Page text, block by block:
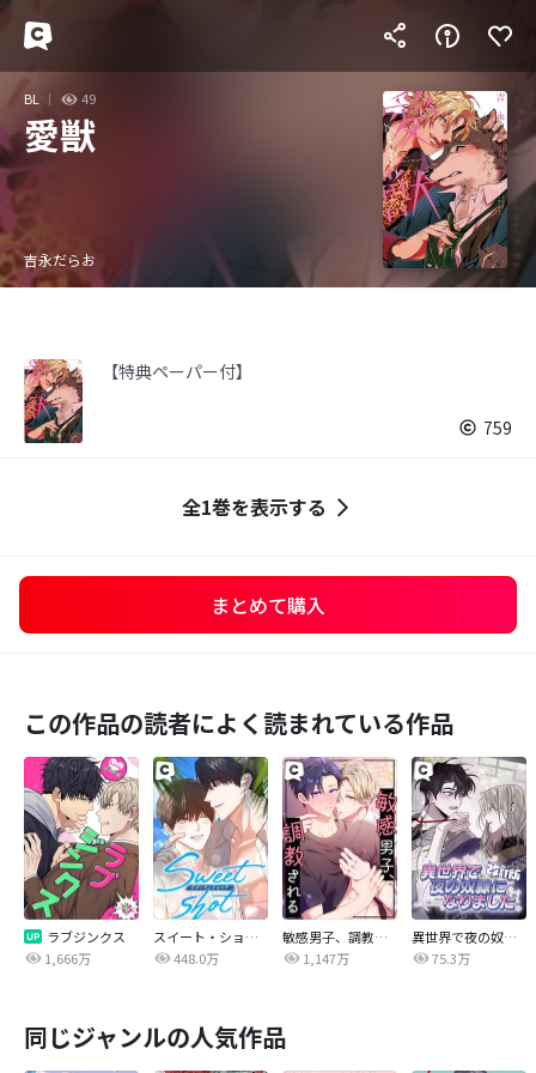
BL 49
愛獣
吉永だらお
【特典ペーパー付】
759
全1巻を表示する
まとめて購入
この作品の読者によく読まれている作品
ラブジンクス
1,666万
スイート・ショット
448.0万
敏感男子、調教される
1,147万
異世界で夜の奴隷になりました【改訂版】
75.3万
同じジャンルの人気作品